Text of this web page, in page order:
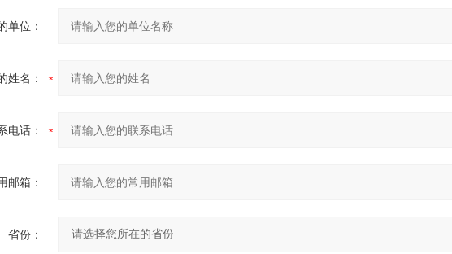
单位：
姓名：
电话：
邮箱：
省份：